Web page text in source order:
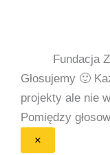
Fundacja
Głosujemy 🙂
projekty ale nie
Pomiędzy
×